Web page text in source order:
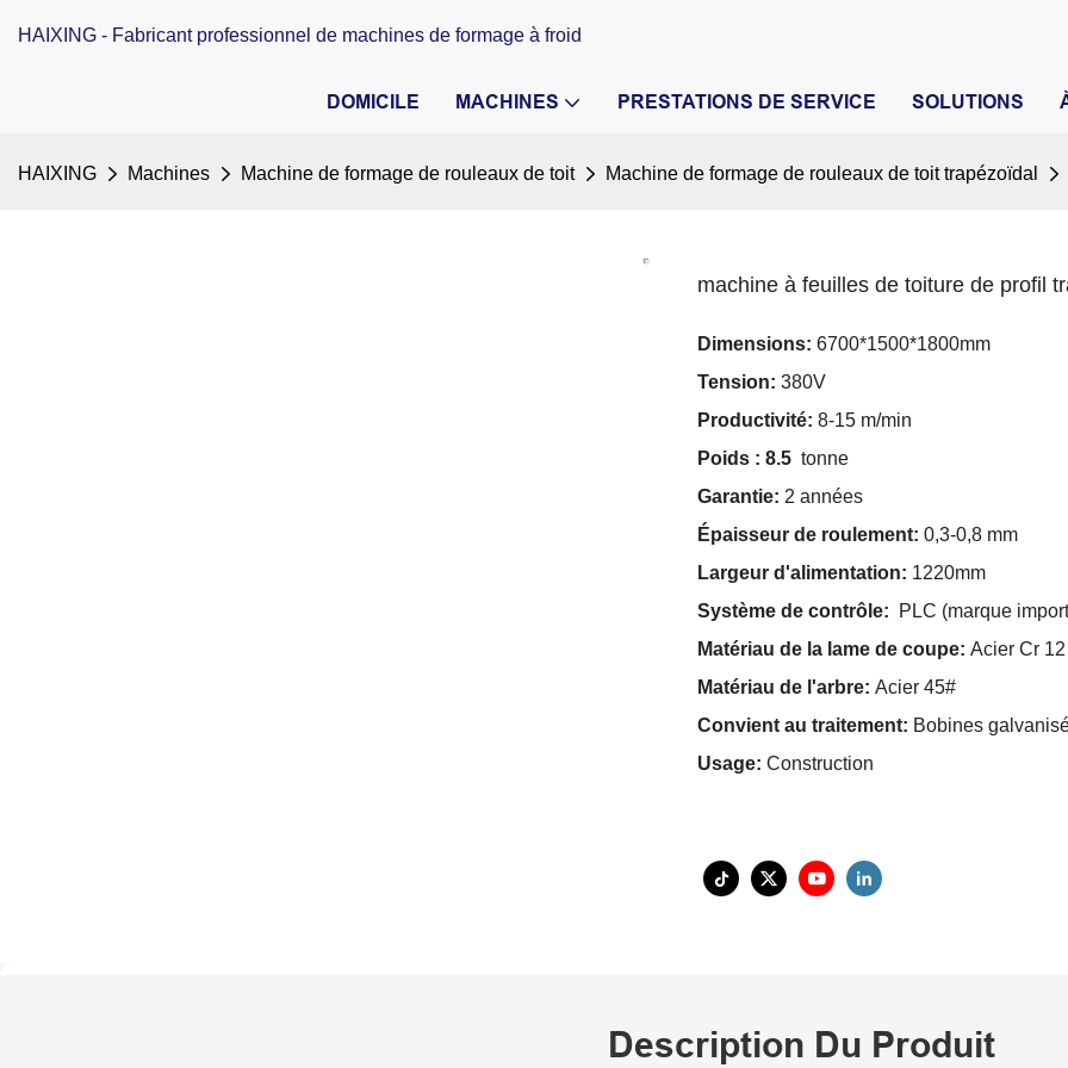
HAIXING - Fabricant professionnel de machines de formage à froid
DOMICILE MACHINES PRESTATIONS DE SERVICE SOLUTIONS
HAIXING Machines Machine de formage de rouleaux de toit Machine de formage de rouleaux de toit trapézoïdal
machine à feuilles de toiture de profil
Dimensions: 6700*1500*1800mm
Tension: 380V
Productivité: 8-15 m/min
Poids : 8.5 tonne
Garantie: 2 années
Épaisseur de roulement: 0,3-0,8 mm
Largeur d'alimentation: 1220mm
Système de contrôle:
PLC (marque
Matériau de la lame de coupe: Acier Cr 12
Matériau de l'arbre: Acier 45#
Convient au traitement: Bobines
Usage: Construction
Description Du Produit